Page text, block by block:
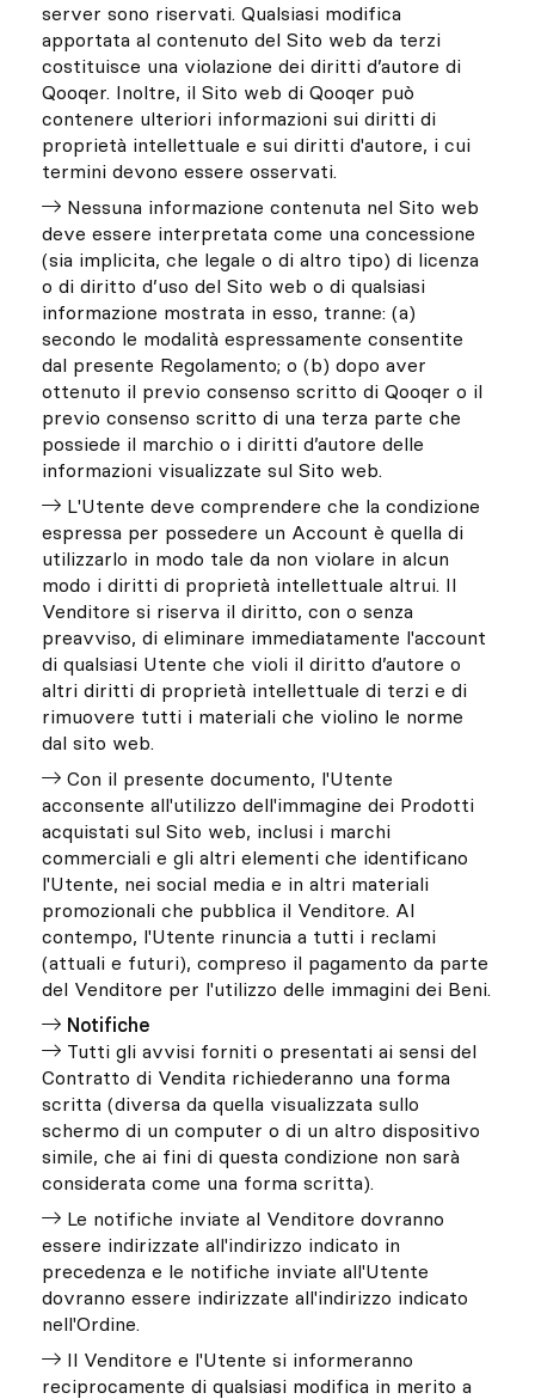
server sono riservati. Qualsiasi modifica
apportata al contenuto del Sito web da terzi
costituisce una violazione dei diritti d’autore di
Qooqer. Inoltre, il Sito web di Qooqer può
contenere ulteriori informazioni sui diritti di
proprietà intellettuale e sui diritti d'autore, i cui
termini devono essere osservati.
Nessuna informazione contenuta nel Sito web
deve essere interpretata come una concessione
(sia implicita, che legale o di altro tipo) di licenza
o di diritto d’uso del Sito web o di qualsiasi
informazione mostrata in esso, tranne: (a)
secondo le modalità espressamente consentite
dal presente Regolamento; o (b) dopo aver
ottenuto il previo consenso scritto di Qooqer o il
previo consenso scritto di una terza parte che
possiede il marchio o i diritti d’autore delle
informazioni visualizzate sul Sito web.
L'Utente deve comprendere che la condizione
espressa per possedere un Account è quella di
utilizzarlo in modo tale da non violare in alcun
modo i diritti di proprietà intellettuale altrui. Il
Venditore si riserva il diritto, con o senza
preavviso, di eliminare immediatamente l'account
di qualsiasi Utente che violi il diritto d’autore o
altri diritti di proprietà intellettuale di terzi e di
rimuovere tutti i materiali che violino le norme
dal sito web.
Con il presente documento, l'Utente
acconsente all'utilizzo dell'immagine dei Prodotti
acquistati sul Sito web, inclusi i marchi
commerciali e gli altri elementi che identificano
l'Utente, nei social media e in altri materiali
promozionali che pubblica il Venditore. Al
contempo, l'Utente rinuncia a tutti i reclami
(attuali e futuri), compreso il pagamento da parte
del Venditore per l'utilizzo delle immagini dei Beni.
Notifiche
Tutti gli avvisi forniti o presentati ai sensi del
Contratto di Vendita richiederanno una forma
scritta (diversa da quella visualizzata sullo
schermo di un computer o di un altro dispositivo
simile, che ai fini di questa condizione non sarà
considerata come una forma scritta).
Le notifiche inviate al Venditore dovranno
essere indirizzate all'indirizzo indicato in
precedenza e le notifiche inviate all'Utente
dovranno essere indirizzate all'indirizzo indicato
nell'Ordine.
Il Venditore e l'Utente si informeranno
reciprocamente di qualsiasi modifica in merito a